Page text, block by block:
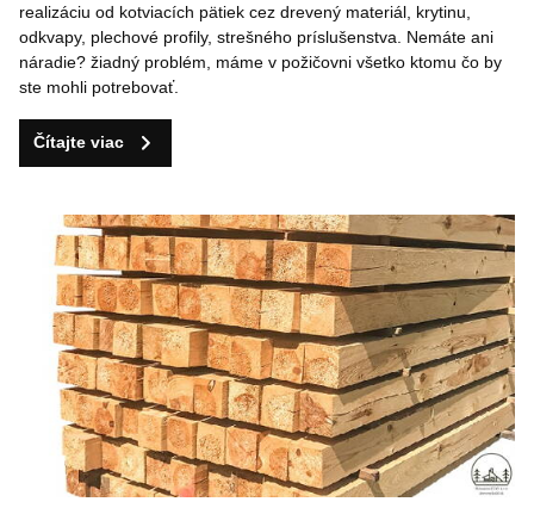
realizáciu od kotviacích pätiek cez drevený materiál, krytinu,
odkvapy, plechové profily, strešného príslušenstva. Nemáte ani
náradie? žiadný problém, máme v požičovni všetko ktomu čo by
ste mohli potrebovať.
Čítajte viac